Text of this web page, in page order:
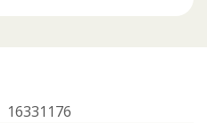
16331176